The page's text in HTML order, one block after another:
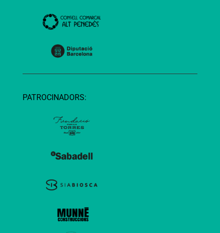
PATROCINADORS: